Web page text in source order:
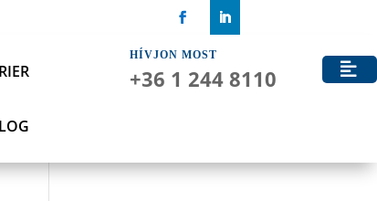
HÍVJON MOST
+36 1 244 8110